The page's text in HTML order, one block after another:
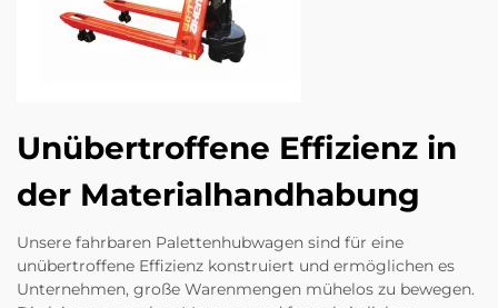
Unübertroffene Effizienz in
der Materialhandhabung
Unsere fahrbaren Palettenhubwagen sind für eine
unübertroffene Effizienz konstruiert und ermöglichen es
Unternehmen, große Warenmengen mühelos zu bewegen.